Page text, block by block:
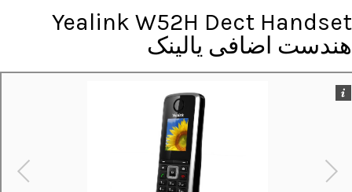
Yealink W52H Dect Handset
هندست اضافی یالینک